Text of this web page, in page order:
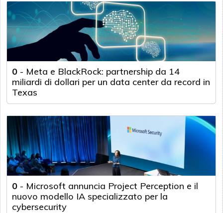
0 - Meta e BlackRock: partnership da 14
miliardi di dollari per un data center da record in
Texas
0 - Microsoft annuncia Project Perception e il
nuovo modello IA specializzato per la
cybersecurity